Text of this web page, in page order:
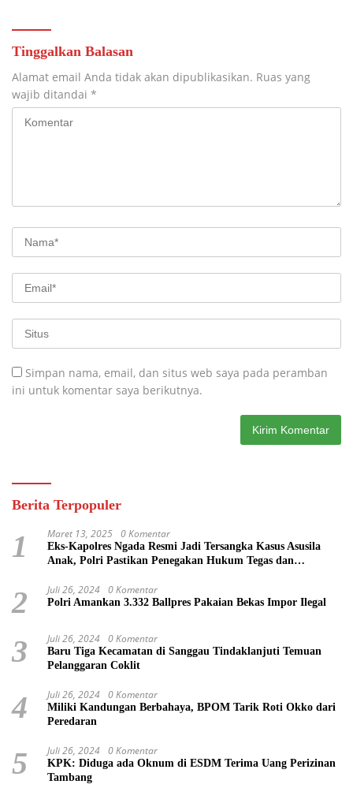
Tinggalkan Balasan
Alamat email Anda tidak akan dipublikasikan. Ruas yang
wajib ditandai *
Simpan nama, email, dan situs web saya pada peramban
ini untuk komentar saya berikutnya.
Berita Terpopuler
1 Maret 13, 2025 0 Komentar
Eks-Kapolres Ngada Resmi Jadi Tersangka Kasus Asusila
Anak, Polri Pastikan Penegakan Hukum Tegas dan
2 Juli 26, 2024 0 Komentar
Polri Amankan 3.332 Ballpres Pakaian Bekas Impor Ilegal
3 Juli 26, 2024 0 Komentar
Baru Tiga Kecamatan di Sanggau Tindaklanjuti Temuan
Pelanggaran Coklit
4 Juli 26, 2024 0 Komentar
Miliki Kandungan Berbahaya, BPOM Tarik Roti Okko dari
Peredaran
5 Juli 26, 2024 0 Komentar
KPK: Diduga ada Oknum di ESDM Terima Uang Perizinan
Tambang